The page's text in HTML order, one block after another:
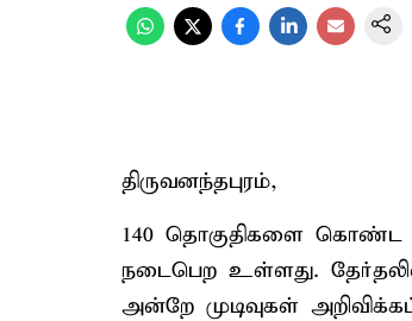
திருவனந்தபுரம்,
140 தொகுதிகளை கொண்ட
நடைபெற உள்ளது.
அன்றே முடிவுகள்